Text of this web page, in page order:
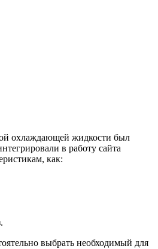
охлаждающей жидкости был
в работу сайта
как:
выбрать необходимый для